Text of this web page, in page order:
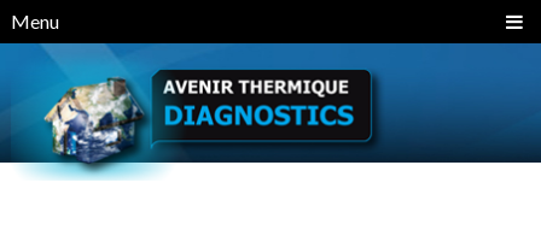
Menu
Panneau de gestion des cookies